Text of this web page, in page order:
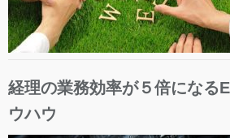
経理の業務効率が５倍になる
ウハウ